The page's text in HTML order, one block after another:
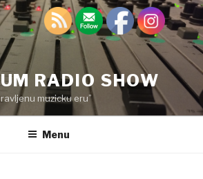
RADIO SHOW
muzicku eru”
Menu